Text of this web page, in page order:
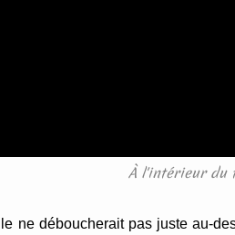
À l'intérieur du
ne déboucherait pas juste au-